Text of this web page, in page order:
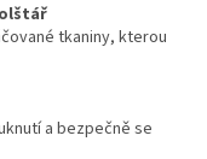
tkaniny, kterou
a bezpečně se